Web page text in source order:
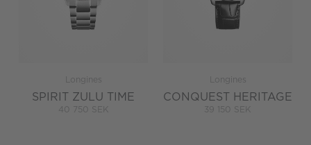
Longines
SPIRIT ZULU TIME
40 750 SEK
Longines
CONQUEST HERITAGE
39 150 SEK